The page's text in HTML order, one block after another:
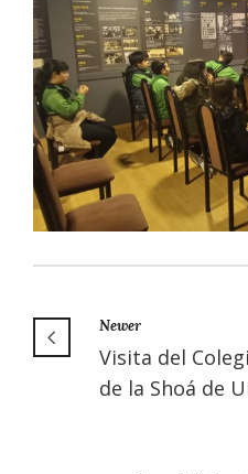
Newer
Visita del
de la Shoá de